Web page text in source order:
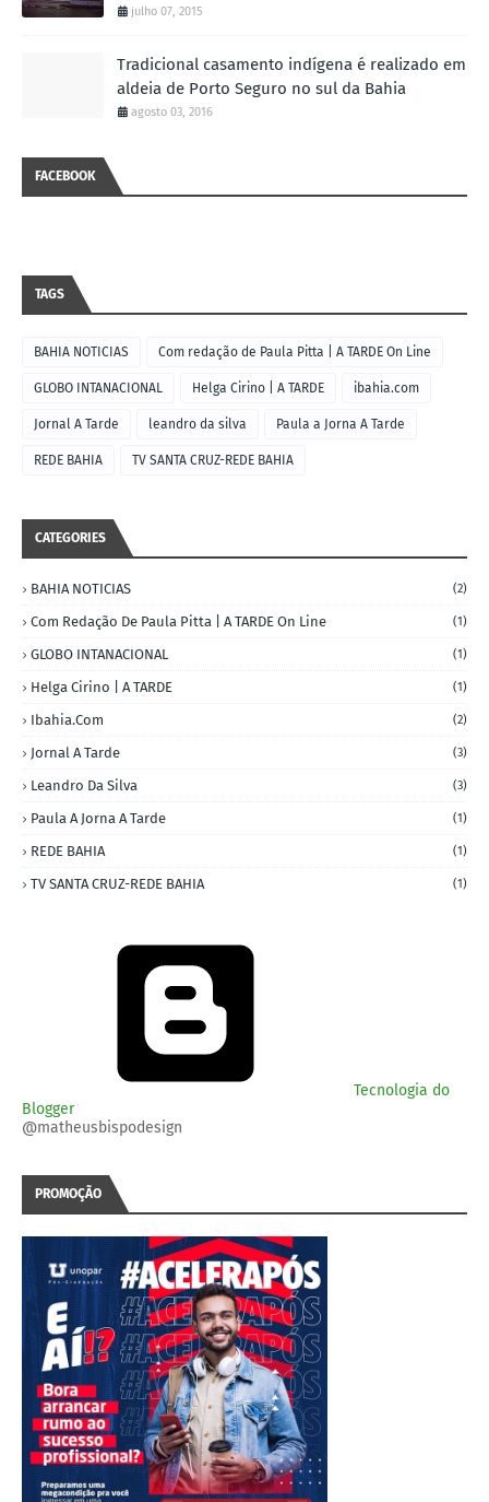
julho 07, 2015
Tradicional casamento indígena é realizado em
aldeia de Porto Seguro no sul da Bahia
agosto 03, 2016
FACEBOOK
TAGS
BAHIA NOTICIAS Com redação de Paula Pitta | A TARDE On Line
GLOBO INTANACIONAL Helga Cirino | A TARDE ibahia.com
Jornal A Tarde leandro da silva Paula a Jorna A Tarde
REDE BAHIA TV SANTA CRUZ-REDE BAHIA
CATEGORIES
BAHIA NOTICIAS (2)
Com Redação De Paula Pitta | A TARDE On Line (1)
GLOBO INTANACIONAL (1)
Helga Cirino | A TARDE (1)
Ibahia.com (2)
Jornal A Tarde (3)
Leandro Da Silva (3)
Paula A Jorna A Tarde (1)
REDE BAHIA (1)
TV SANTA CRUZ-REDE BAHIA (1)
Tecnologia do
Blogger
@matheusbispodesign
PROMOÇÃO